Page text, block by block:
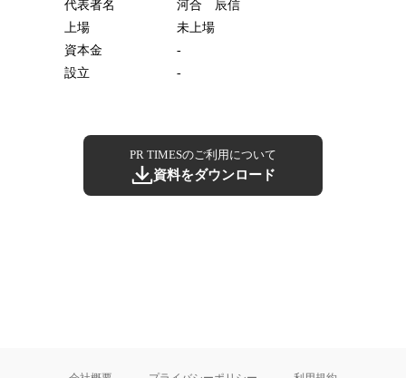
代表者名
河合 辰信
上場
未上場
資本金
-
設立
-
PR TIMESのご利用について
資料をダウンロード